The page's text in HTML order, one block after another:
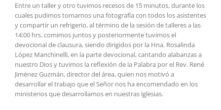
Entre un taller y otro tuvimos recesos de 15 minutos, durante los
cuales pudimos tomarnos una fotografía con todos los asistentes
y compartir un refrigerio, al término de la sesión de talleres a las
14:00 hrs. comimos juntos y posteriormente tuvimos el
devocional de clausura, siendo dirigidos por la Hna. Rosalinda
López Manchinelli, en la parte devocional, cantando alabanzas a
nuestro Dios y tuvimos la reflexión de la Palabra por el Rev. René
Jiménez Guzmán, director del área, quien nos motivó a
desarrollar el trabajo que el Señor nos ha encomendado en los
ministerios que desarrollamos en nuestras iglesias.